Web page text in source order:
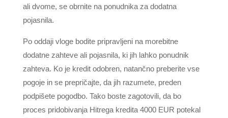
ali dvome, se obrnite na ponudnika za dodatna
pojasnila.
Po oddaji vloge bodite pripravljeni na morebitne
dodatne zahteve ali pojasnila, ki jih lahko ponudnik
zahteva. Ko je kredit odobren, natančno preberite vse
pogoje in se prepričajte, da jih razumete, preden
podpišete pogodbo. Tako boste zagotovili, da bo
proces pridobivanja Hitrega kredita 4000 EUR potekal